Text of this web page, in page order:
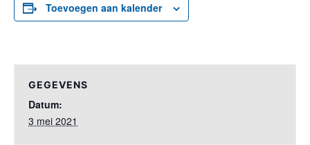
Toevoegen aan kalender
GEGEVENS
Datum:
3 mei 2021